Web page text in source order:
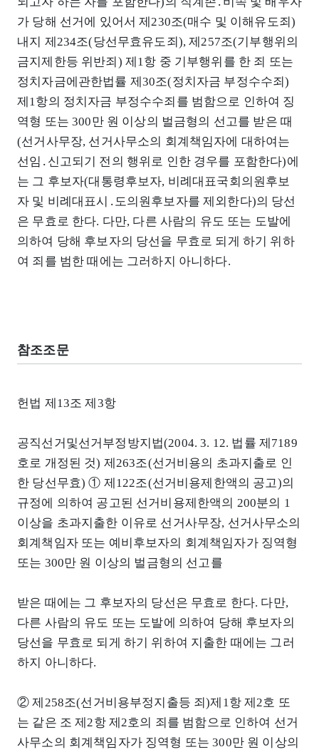
가 당해 선거에 있어서 제230조(매수 및 이해유도죄)
내지 제234조(당선무효유도죄), 제257조(기부행위의
금지제한등 위반죄) 제1항 중 기부행위를 한 죄 또는
정치자금에관한법률 제30조(정치자금 부정수수죄)
제1항의 정치자금 부정수수죄를 범함으로 인하여 징
역형 또는 300만 원 이상의 벌금형의 선고를 받은 때
(선거사무장, 선거사무소의 회계책임자에 대하여는
선임․신고되기 전의 행위로 인한 경우를 포함한다)에
는 그 후보자(대통령후보자, 비례대표국회의원후보
자 및 비례대표시․도의원후보자를 제외한다)의 당선
은 무효로 한다. 다만, 다른 사람의 유도 또는 도발에
의하여 당해 후보자의 당선을 무효로 되게 하기 위하
여 죄를 범한 때에는 그러하지 아니하다.
참조조문
헌법 제13조 제3항
공직선거및선거부정방지법(2004. 3. 12. 법률 제7189
호로 개정된 것) 제263조(선거비용의 초과지출로 인
한 당선무효) ① 제122조(선거비용제한액의 공고)의
규정에 의하여 공고된 선거비용제한액의 200분의 1
이상을 초과지출한 이유로 선거사무장, 선거사무소의
회계책임자 또는 예비후보자의 회계책임자가 징역형
또는 300만 원 이상의 벌금형의 선고를
받은 때에는 그 후보자의 당선은 무효로 한다. 다만,
다른 사람의 유도 또는 도발에 의하여 당해 후보자의
당선을 무효로 되게 하기 위하여 지출한 때에는 그러
하지 아니하다.
② 제258조(선거비용부정지출등 죄)제1항 제2호 또
는 같은 조 제2항 제2호의 죄를 범함으로 인하여 선거
사무소의 회계책임자가 징역형 또는 300만 원 이상의